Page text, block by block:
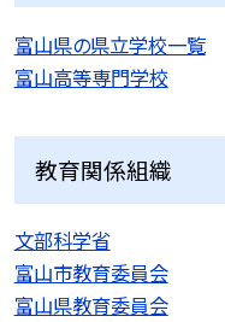
富山県の県立学校一覧
富山高等専門学校
教育関係組織
文部科学省
富山市教育委員会
富山県教育委員会